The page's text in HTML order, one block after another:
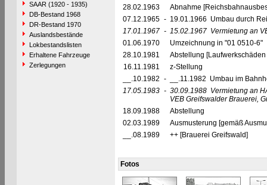
SAAR (1920 - 1935)
DB-Bestand 1968
DR-Bestand 1970
Auslandsbestände
Lokbestandslisten
Erhaltene Fahrzeuge
Zerlegungen
28.02.1963
Abnahme
07.12.1965 - 19.01.1966 Umbau durch
17.01.1967 - 15.02.1967 Vermietung an
01.06.1970
Umzeichnung in "01 0510-6"
28.10.1981
Abstellung
16.11.1981
z-Stellung
__.10.1982 -
__.11.1982 Umbau im
17.05.1983 - 30.09.1988 Vermietung an
VEB Greifswalder Brauerei,
18.09.1988
Abstellung
02.03.1989
Ausmusterung [gemäß
__.08.1989
++ [Brauerei Greifswald]
Fotos